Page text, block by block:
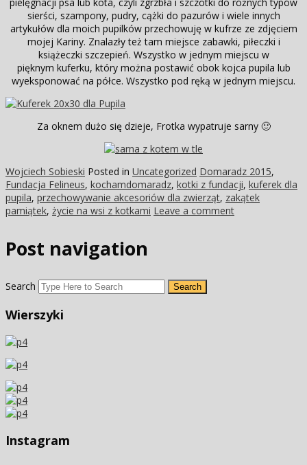
sierści, szampony, pudry, cążki do pazurów i wiele innych
artykułów dla moich pupilków przechowuję w kufrze ze zdjęciem
mojej Kariny. Znalazły też tam miejsce zabawki, piłeczki i
książeczki szczepień. Wszystko w jednym miejscu w
pięknym kuferku, który można postawić obok kojca pupila lub
wyeksponować na półce. Wszystko pod ręką w jednym miejscu.
Za oknem dużo się dzieje, Frotka wypatruje sarny 🙂
Wojciech Sobieski Posted in Uncategorized Domaradz 2015,
Fundacja Felineus, kochamdomaradz, kotki z fundacji, kuferek dla
pupila, przechowywanie akcesoriów dla zwierząt, zakątek
pamiątek, życie na wsi z kotkami Leave a comment
Post navigation
Search
Wierszyki
Instagram